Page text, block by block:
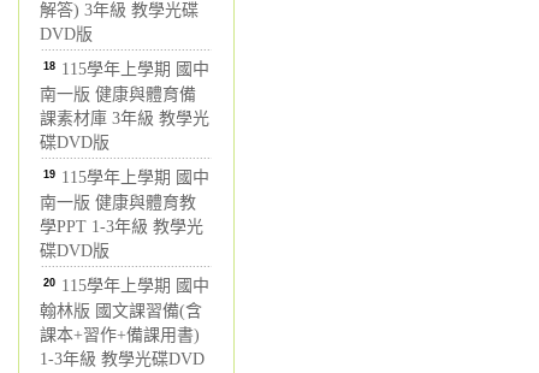
解答) 3年級 教學光碟
DVD版
18 115學年上學期 國中
南一版 健康與體育備
課素材庫 3年級 教學光
碟DVD版
19 115學年上學期 國中
南一版 健康與體育教
學PPT 1-3年級 教學光
碟DVD版
20 115學年上學期 國中
翰林版 國文課習備(含
課本+習作+備課用書)
1-3年級 教學光碟DVD